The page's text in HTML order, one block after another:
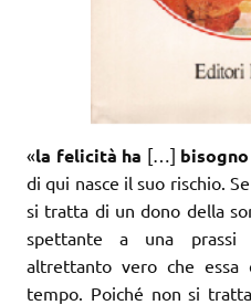
«la felicità ha […]
di qui nasce il suo rischio.
si tratta di un dono della
spettante a una prassi
altrettanto vero che essa
tempo. Poiché non si